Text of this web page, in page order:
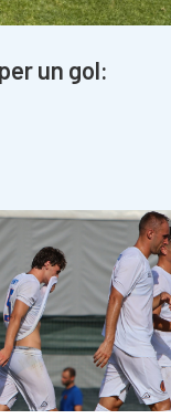
un gol: